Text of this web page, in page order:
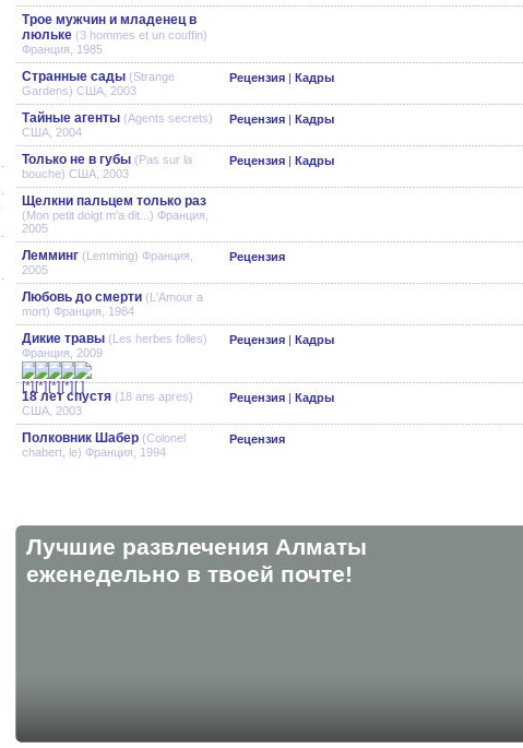
Трое мужчин и младенец в
люльке (3 hommes et un couffin)
Франция, 1985
Странные сады (Strange
Gardens) США, 2003
Рецензия| Кадры
Тайные агенты (Agents secrets)
США, 2004
Рецензия| Кадры
Только не в губы (Pas sur la
bouche) США, 2003
Рецензия| Кадры
Щелкни пальцем только раз
(Mon petit doigt m'a dit...) Франция,
2005
Лемминг (Lemming) Франция,
2005
Рецензия
Любовь до смерти (L'Amour a
mort) Франция, 1984
Дикие травы (Les herbes folles)
Франция, 2009
Рецензия| Кадры
18 лет спустя (18 ans apres)
США, 2003
Рецензия| Кадры
Полковник Шабер (Colonel
chabert, le) Франция, 1994
Рецензия
Лучшие развлечения Алматы
eженедельно в твоей почте!